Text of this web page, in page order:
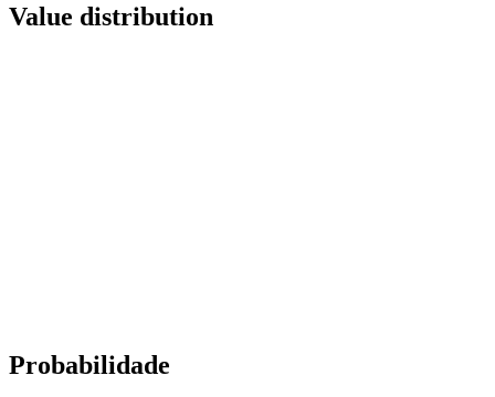
Value distribution
Probabilidade